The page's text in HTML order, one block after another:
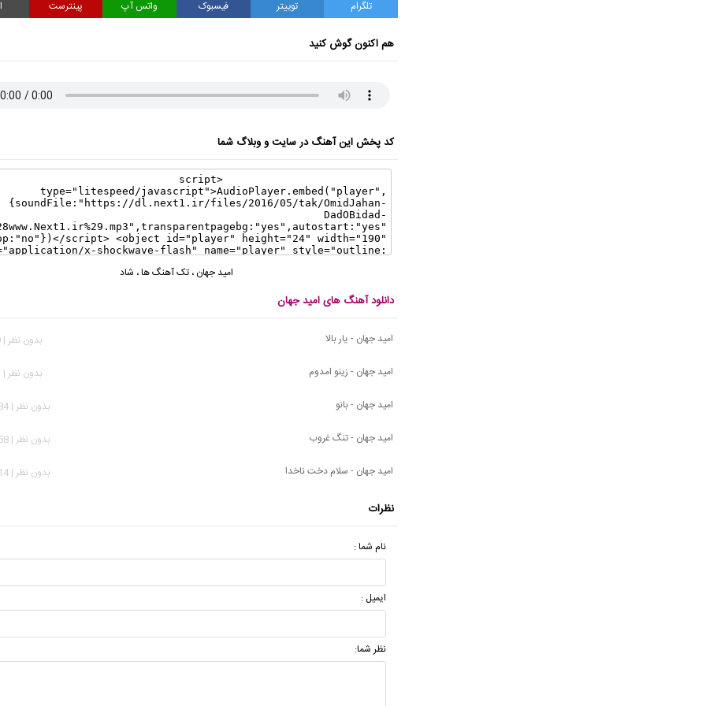
تلگرام توییتر فیسبوک واتس آپ پینترست
هم اکنون گوش کنید
کد پخش این آهنگ در سایت و وبلاگ شما
امید جهان ، تک آهنگ ها، شاد
دانلود آهنگ های امید جهان
امید جهان - یار بالا
بدون نظر | 649 بازدید
امید جهان - زینو امدوم
بدون نظر | 921 بازدید
امید جهان - بانو
بدون نظر | 1,884 بازدید
امید جهان - تنگ غروب
بدون نظر | 1,258 بازدید
امید جهان - سلام دخت ناخدا
بدون نظر | 1,514 بازدید
نظرات
نام شما :
ایمیل :
نظر شما: